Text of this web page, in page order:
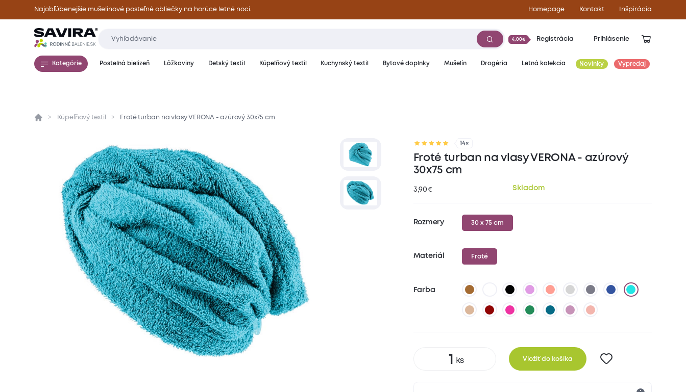
Najobľúbenejšie mušelínové posteľné obliečky na horúce letné noci. Homepage Kontakt Inšpirácia
4,00€ Registrácia Prihlásenie
Kategórie Posteľná bielizeň Lôžkoviny Detský textil Kúpeľňový textil Kuchynský textil Bytové doplnky Mušelín Drogéria Letná kolekcia Novinky Výpredaj
Prehľad Parametre Popis produktu Materiál a starostlivosť
Kúpeľňový textil Froté turban na vlasy VERONA - azúrový 30x75 cm
14×
Froté turban na vlasy VERONA - azúrový
30x75 cm
3,90 € Skladom
Rozmery 30 x 75 cm
Materiál Froté
Farba
Vložiť do košíka